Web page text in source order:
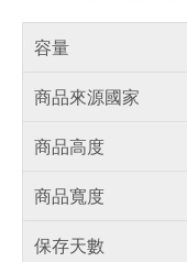
容量
商品來源國家
商品高度
商品寬度
保存天數